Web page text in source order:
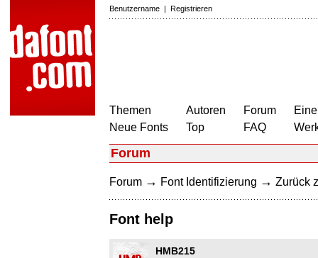
Benutzername | Registrieren
Themen
Neue Fonts
Autoren
Top
Forum
FAQ
Forum
Forum → Font Identifizierung → Zurück
Font help
HMB215